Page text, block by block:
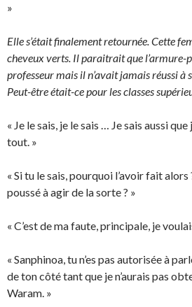
»
Elle s’était finalement retournée. Cette
cheveux verts. Il paraitrait que l’armure-
professeur mais il n’avait jamais réussi à
Peut-être était-ce pour les classes
« Je le sais, je le sais … Je sais aussi
tout. »
« Si tu le sais, pourquoi l’avoir fait alors
poussé à agir de la sorte ? »
« C’est de ma faute, principale, je
« Sanphinoa, tu n’es pas autorisée à
de ton côté tant que je n’aurais pas
Waram. »